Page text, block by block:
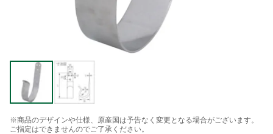
※商品のデザインや仕様、原産国は予告なく変更となる場合がございます。
ご指定はできませんのでご了承ください。